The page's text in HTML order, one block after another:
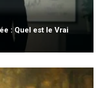
: Quel est le Vrai